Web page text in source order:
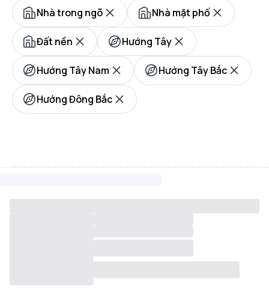
Nhà trong ngõ Nhà mặt phố
Đất nền Hướng Tây
Hướng Tây Nam Hướng Tây Bắc
Hướng Đông Bắc